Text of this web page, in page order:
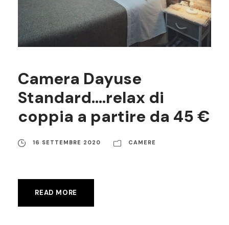
Camera Dayuse
Standard….relax di
coppia a partire da 45 €
16 SETTEMBRE 2020 CAMERE
READ MORE